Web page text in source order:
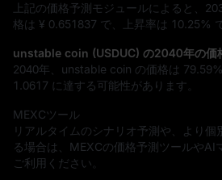
上記の価格予測モジュールによると、
格は ¥ 0.651837 で、上昇率は 10.25%
unstable coin (USDUC) の2040年の価
2040年、unstable coin の価格は 79.59%
1.0617 に達する可能性があります。
MEXCツール
リアルタイムのシナリオ予測や、より個
る場合は、MEXCの価格予測ツールやAI
ご利用ください。